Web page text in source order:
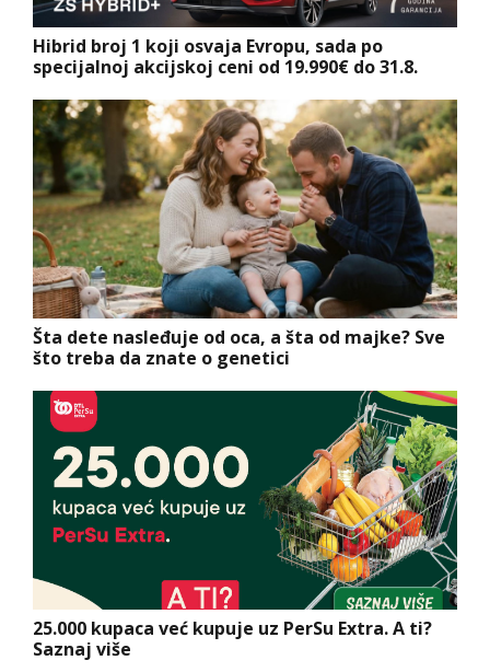
Hibrid broj 1 koji osvaja Evropu, sada po
specijalnoj akcijskoj ceni od 19.990€ do 31.8.
Šta dete nasleđuje od oca, a šta od majke? Sve
što treba da znate o genetici
25.000 kupaca već kupuje uz PerSu Extra. A ti?
Saznaj više